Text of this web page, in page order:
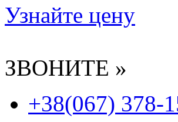
Узнайте цену
ЗВОНИТЕ »
+38(067) 378-